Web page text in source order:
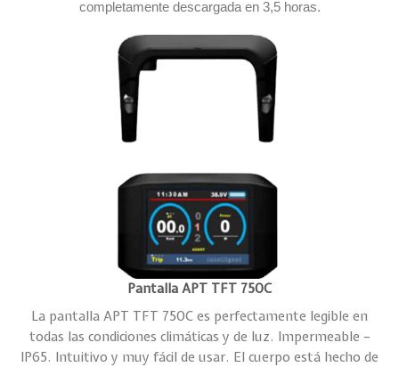
completamente descargada en 3,5 horas.
Pantalla APT TFT 750C
La pantalla APT TFT 750C es perfectamente legible en
todas las condiciones climáticas y de luz. Impermeable –
IP65. Intuitivo y muy fácil de usar. El cuerpo está hecho de